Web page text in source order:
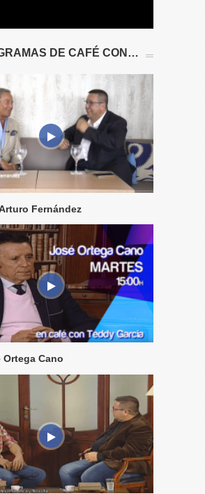
DE CAFÉ CON…
Fernández
Ortega Cano